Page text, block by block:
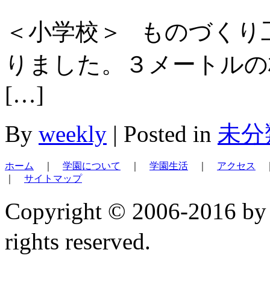
＜小学校＞ ものづくり
りました。３メートル
[…]
By weekly | Posted in 未
ホーム 学園について 学園生活 アクセス
サイトマップ
Copyright © 2006-2016
rights reserved.